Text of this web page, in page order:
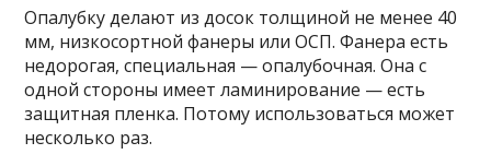
Опалубку делают из досок толщиной не менее 40
мм, низкосортной фанеры или ОСП. Фанера есть
недорогая, специальная — опалубочная. Она с
одной стороны имеет ламинирование — есть
защитная пленка. Потому использоваться может
несколько раз.